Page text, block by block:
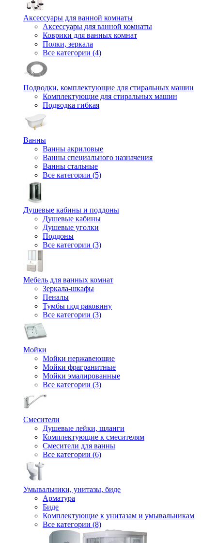
Аксессуары для ванной комнаты
Аксессуары для ванной комнаты
Коврики для ванных комнат
Полки, зеркала
Все категории (4)
Подводки, комплектующие для стиральных машин
Комплектующие для стиральных машин
Подводка гибкая
Ванны
Ванны акриловые
Ванны специального назначения
Ванны стальные
Все категории (5)
Душевые кабины и поддоны
Душевые кабины
Душевые уголки
Поддоны
Все категории (3)
Мебель для ванных комнат
Зеркала-шкафы
Пеналы
Тумбы под раковину
Все категории (3)
Мойки
Мойки нержавеющие
Мойки фрагранитные
Мойки эмалированные
Все категории (3)
Смесители
Душевые лейки, шланги
Комплектующие к смесителям
Смесители для ванны
Все категории (6)
Умывальники, унитазы, биде
Арматура
Биде
Комплектующие к унитазам и умывальникам
Все категории (8)